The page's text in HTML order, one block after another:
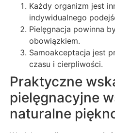
Każdy organizm jest
indywidualnego
Pielęgnacja powinna
obowiązkiem.
Samoakceptacja jest
czasu i cierpliwości.
Praktyczne
pielęgnacyjne
naturalne